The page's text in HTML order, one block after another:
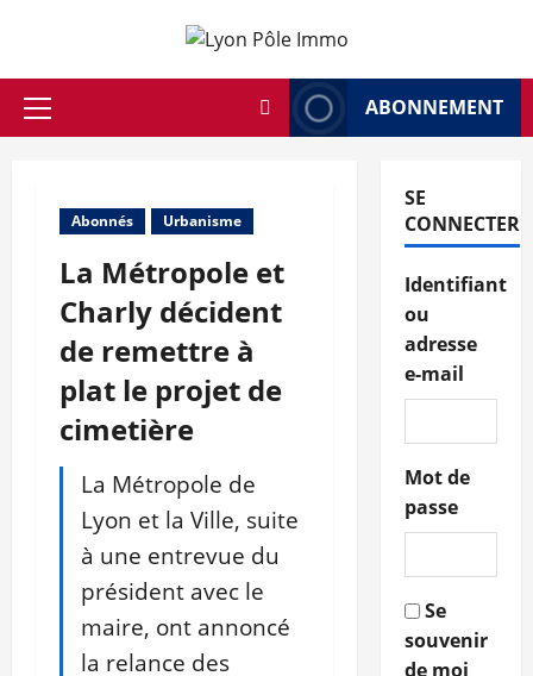
contenu
Menu
ABONNEMENT
Abonnés Urbanisme
La Métropole et
Charly décident
de remettre à
plat le projet de
cimetière
La Métropole de
Lyon et la Ville, suite
à une entrevue du
président avec le
maire, ont annoncé
la relance des
SE
CONNECTER
Identifiant
ou
adresse
e-mail
Mot de
passe
Se
souvenir
de moi